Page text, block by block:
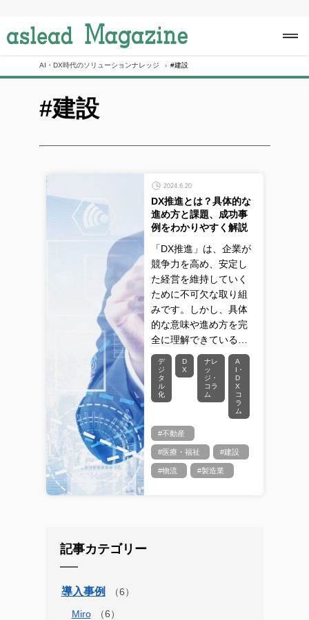
c
AI・DX時代のソリューションナレッジ #建設
#建設
2024.6.20
DX推進とは？具体的な
進め方と課題、成功事
例をわかりやすく解説
「DX推進」は、企業が
競争力を高め、安定し
た経営を維持していく
ために不可欠な取り組
みです。しかし、具体
的な意味や進め方を完
全に理解できている…
デ
ジ
タ
ル
化
D
X
ナレ
ッ
ジ・
コラ
ム
A
I・
D
X
コ
ラ
ム
#不動産
#医療・福祉 #建設
#物流 #製造業
記事カテゴリー
導入事例
Miro